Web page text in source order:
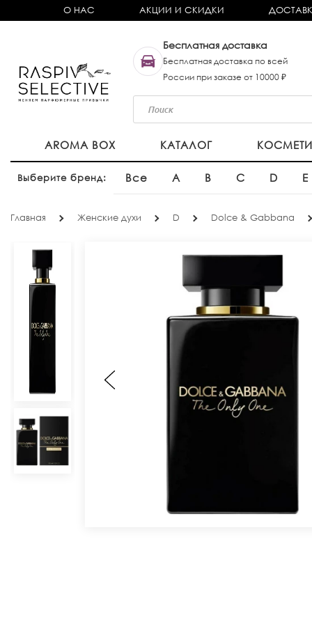
О НАС АКЦИИ И СКИДКИ
Бесплатная доставка
Бесплатная доставка по всей
России при заказе от 10000 ₽
AROMA BOX КАТАЛОГ
Выберите бренд: Все A B C D E
Главная Женские духи D Dolce & Gabbana